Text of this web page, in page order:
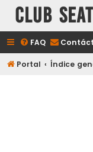
Club
FAQ
Portal Índice